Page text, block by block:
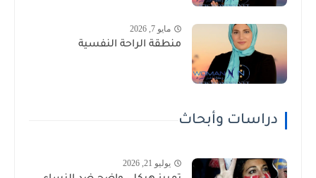
مايو 7, 2026
منطقة الراحة النفسية
دراسات وأبحاث
يوليو 21, 2026